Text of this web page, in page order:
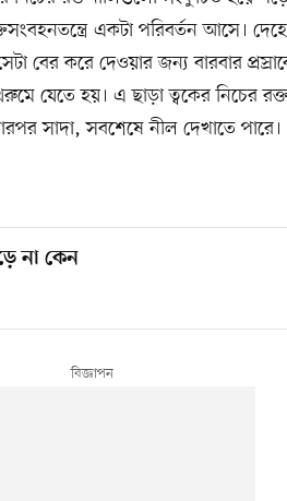
একটা পরিবর্তন আসে।
বের করে দেওয়ার জন্য বারবার
যেতে হয়। এ ছাড়া ত্বকের নিচের
সাদা, সবশেষে নীল দেখাতে
না কেন